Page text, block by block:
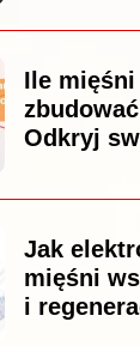
Ile mięśni
Odkryj
Jak
mięśni
i